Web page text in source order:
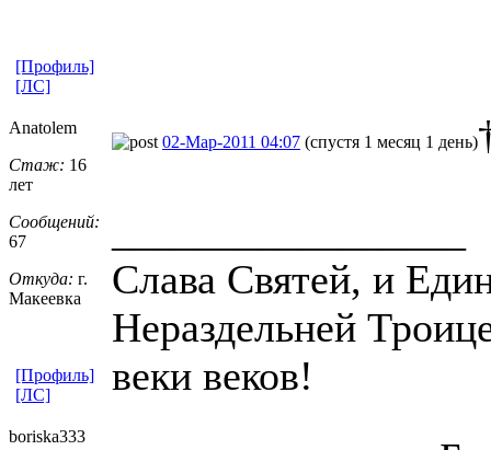
[Профиль]
[ЛС]
Anatolem
Стаж: 16
лет
Сообщений:
67
Откуда: г.
Макеевка
02-Мар-2011 04:07 (спустя 1 месяц 1 день)
Слава Святей, и
Нераздельней
веки веков!
[Профиль]
[ЛС]
boriska333